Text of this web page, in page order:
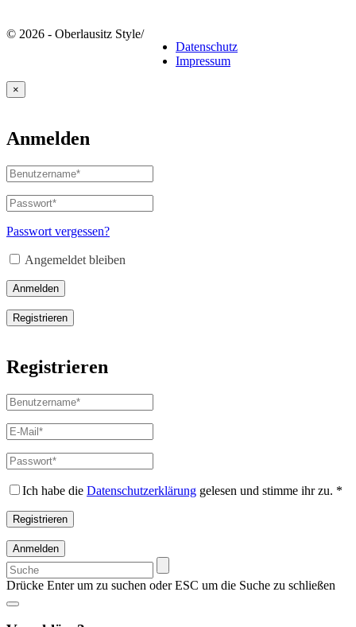
© 2026 - Oberlausitz Style/
Datenschutz
Impressum
×
Anmelden
Benutzername
oder
E-
Mail-
Adresse*
Passwort*
Erforderlich
Passwort vergessen?
Angemeldet bleiben
Anmelden
Registrieren
Registrieren
Benutzername
Erforderlich
E-
Mail-
Adresse*
Erforderlich
Passwort*
Erforderlich
Ich habe die Datenschutzerklärung gelesen und stimme ihr zu. *
Registrieren
Anmelden
Suchen
nach:
Drücke Enter um zu suchen oder ESC um die Suche zu schließen